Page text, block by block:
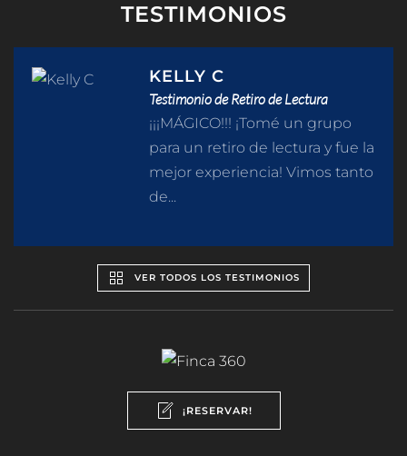
TESTIMONIOS
KELLY C
Testimonio de Retiro de Lectura
¡¡¡MÁGICO!!! ¡Tomé un grupo
para un retiro de lectura y fue la
mejor experiencia! Vimos tanto
de...
VER TODOS LOS TESTIMONIOS
¡RESERVAR!